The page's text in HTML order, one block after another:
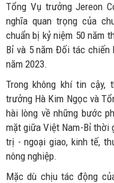
Tổng Vụ trưởng Jereon
nghĩa quan trọng của
chuẩn bị kỷ niệm 50 năm
Bỉ và 5 năm Đối tác chiến
năm 2023.
Trong không khí tin cậy,
trưởng Hà Kim Ngọc và
hài lòng về những bước
mặt giữa Việt Nam-Bỉ thời
trị - ngoại giao, kinh tế,
nông nghiệp.
Mặc dù chịu tác động